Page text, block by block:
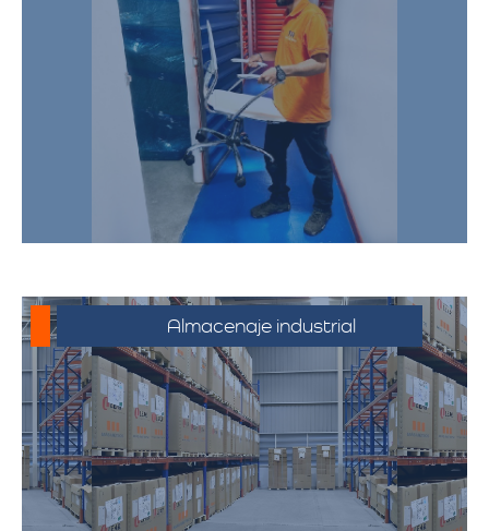
empresarial que incluyen espacio para
mobiliario de oficina, documentos y
equipos. Nuestras bodegas están
diseñadas para satisfacer las
necesidades de su negocio,
proporcionando un entorno seguro y
eficiente.
Almacenaje industrial
Espacios diseñados para productos y
mercancías industriales, incluyendo
productos químicos y telas. Ofrecemos
soluciones adaptadas a los requisitos
específicos de almacenamiento
industrial, garantizando seguridad y